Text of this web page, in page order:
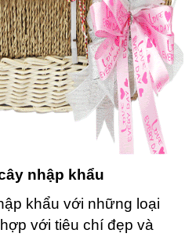
nhập khẩu
khẩu với những loại
với tiêu chí đẹp và